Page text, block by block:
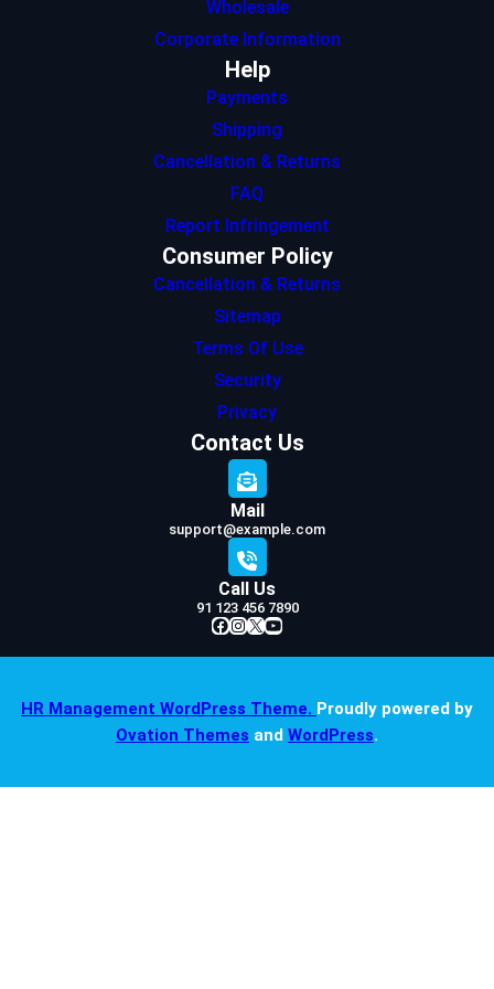
Wholesale
Corporate Information
Help
Payments
Shipping
Cancellation & Returns
FAQ
Report Infringement
Consumer Policy
Cancellation & Returns
Sitemap
Terms Of Use
Security
Privacy
Contact Us
Mail
support@example.com
Call Us
91 123 456 7890
Facebook InstagramX YouTube
HR Management WordPress Theme. Proudly powered by
Ovation Themes and WordPress.